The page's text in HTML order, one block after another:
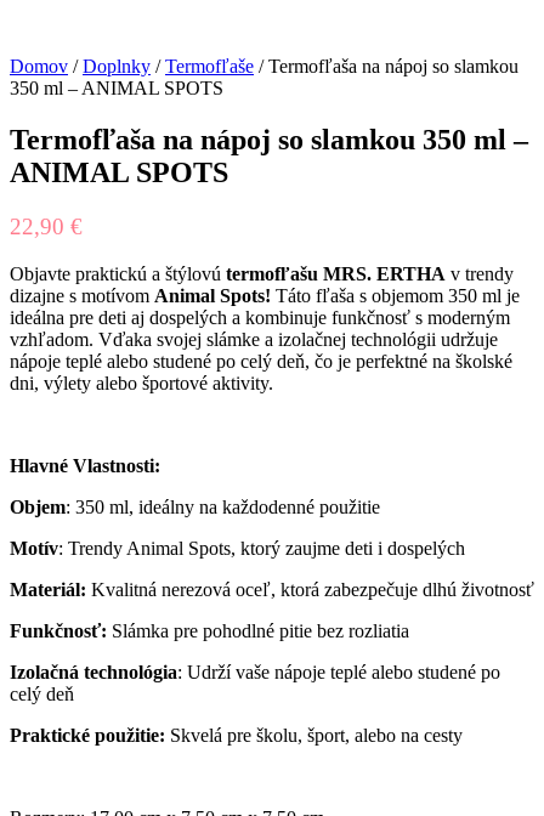
Domov /Doplnky /Termofľaše / Termofľaša na nápoj so slamkou
350 ml – ANIMAL SPOTS
Termofľaša na nápoj so slamkou 350 ml –
ANIMAL SPOTS
22,90 €
Objavte praktickú a štýlovú termofľašu MRS. ERTHA v trendy
dizajne s motívom Animal Spots! Táto fľaša s objemom 350 ml je
ideálna pre deti aj dospelých a kombinuje funkčnosť s moderným
vzhľadom. Vďaka svojej slámke a izolačnej technológii udržuje
nápoje teplé alebo studené po celý deň, čo je perfektné na školské
dni, výlety alebo športové aktivity.
Hlavné Vlastnosti:
Objem: 350 ml, ideálny na každodenné použitie
Motív: Trendy Animal Spots, ktorý zaujme deti i dospelých
Materiál: Kvalitná nerezová oceľ, ktorá zabezpečuje dlhú životnosť
Funkčnosť: Slámka pre pohodlné pitie bez rozliatia
Izolačná technológia: Udrží vaše nápoje teplé alebo studené po
celý deň
Praktické použitie: Skvelá pre školu, šport, alebo na cesty